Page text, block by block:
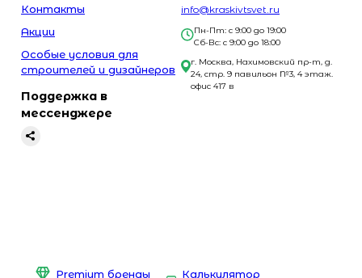
Контакты
Акции
Особые условия для
строителей и дизайнеров
Поддержка в
мессенджере
info@kraskivtsvet.ru
Пн-Пт: с 9:00 до 19:00
Сб-Вс: с 9:00 до 18:00
г. Москва, Нахимовский пр-т, д.
24, стр. 9 павильон №3, 4 этаж.
офис 417 в
Premium бренды
Калькулятор